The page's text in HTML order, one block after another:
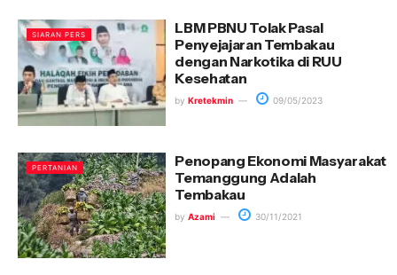
SIARAN PERS
LBM PBNU Tolak Pasal
Penyejajaran Tembakau
dengan Narkotika di RUU
Kesehatan
by Kretekmin 09/05/2023
PERTANIAN
Penopang Ekonomi Masyarakat
Temanggung Adalah
Tembakau
by Azami 30/11/2021